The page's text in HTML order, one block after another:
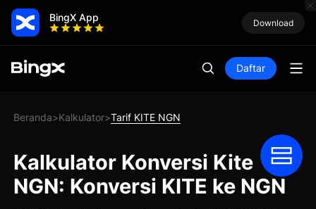
BingX App Download
Daftar
Beranda>Kalkulator>Tarif KITE NGN
Kalkulator Konversi Kite
NGN: Konversi KITE ke NGN